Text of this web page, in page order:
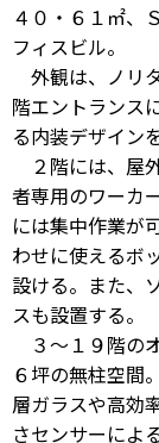
４０・６１㎡、
フィスビル。
外観は、ノリ
階エントランス
る内装デザイン
２階には、屋
者専用のワーカ
には集中作業が
わせに使えるボ
設ける。また、
スも設置する。
３～１９階の
６坪の無柱空間
層ガラスや高効
さセンサーによ